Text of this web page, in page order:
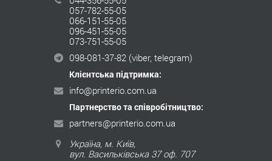
057-782-55-05
066-151-55-05
096-451-55-05
073-751-55-05
098-081-37-82 (viber, telegram)
Клієнтська підтримка:
info@printerio.com.ua
Партнерство та співробітництво:
partners@printerio.com.ua
Україна, м. Київ,
вул. Васильківська 37 оф. 707